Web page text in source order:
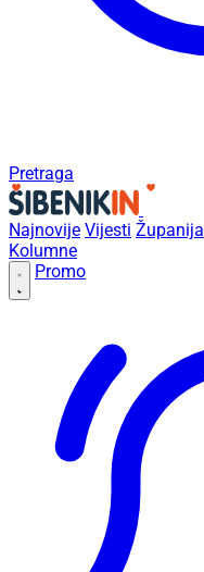
Pretraga
Najnovije Vijesti Županija
Kolumne
Promo